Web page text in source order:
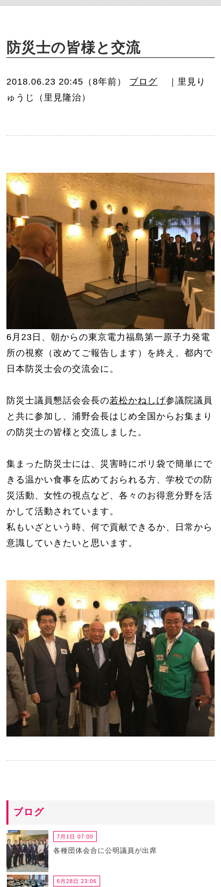
防災士の皆様と交流
2018.06.23 20:45（8年前） ブログ
｜里見り
ゅうじ（里見隆治）
6月23日、朝からの東京電力福島第一原子力発電
所の視察（改めてご報告します）を終え、都内で
日本防災士会の交流会に。
防災士議員懇話会会長の若松かねしげ参議院議員
と共に参加し、浦野会長はじめ全国からお集まり
の防災士の皆様と交流しました。
集まった防災士には、災害時にポリ袋で簡単にで
きる温かい食事を広めておられる方、学校での防
災活動、女性の視点など、各々のお得意分野を活
かして活動されています。
私もいざという時、何で貢献できるか、日常から
意識していきたいと思います。
ブログ
7月1日 07:00
各種団体会合に公明議員が出席
6月28日 23:06